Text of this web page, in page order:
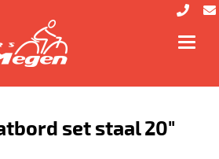
set staal 20"